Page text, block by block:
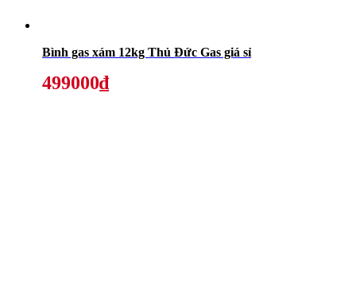
Bình gas xám 12kg Thủ Đức Gas giá sỉ
499000₫